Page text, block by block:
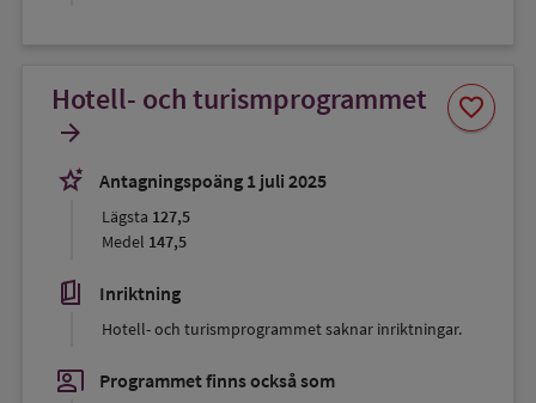
Hotell- och turismprogrammet
arrow_forward
stars_2
Antagningspoäng 1 juli 2025
Lägsta 127,5
Medel 147,5
book_5 Inriktning
Hotell- och turismprogrammet saknar inriktningar.
co_present Programmet finns också som
favorite
Spara
som